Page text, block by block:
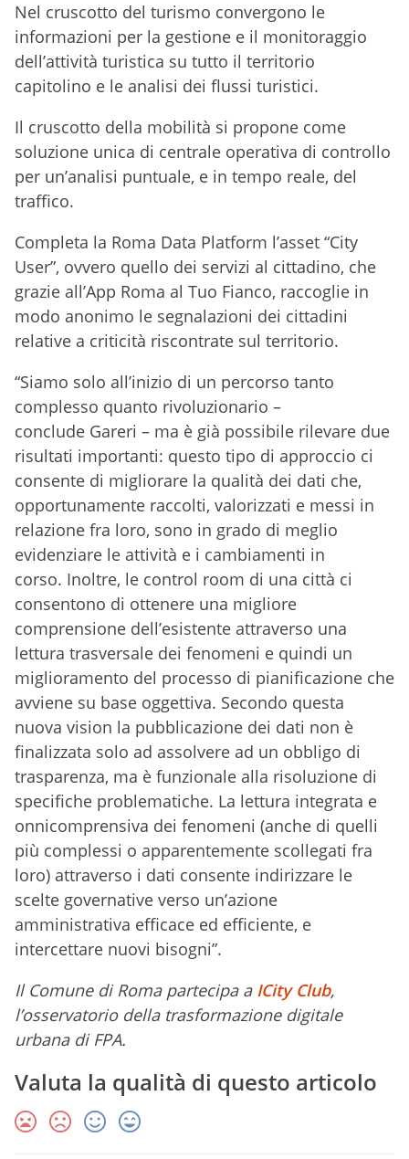
Nel cruscotto del turismo convergono le
informazioni per la gestione e il monitoraggio
dell’attività turistica su tutto il territorio
capitolino e le analisi dei flussi turistici.
Il cruscotto della mobilità si propone come
soluzione unica di centrale operativa di controllo
per un’analisi puntuale, e in tempo reale, del
traffico.
Completa la Roma Data Platform l’asset “City
User”, ovvero quello dei servizi al cittadino, che
grazie all’App Roma al Tuo Fianco, raccoglie in
modo anonimo le segnalazioni dei cittadini
relative a criticità riscontrate sul territorio.
“Siamo solo all’inizio di un percorso tanto
complesso quanto rivoluzionario –
conclude Gareri – ma è già possibile rilevare due
risultati importanti: questo tipo di approccio ci
consente di migliorare la qualità dei dati che,
opportunamente raccolti, valorizzati e messi in
relazione fra loro, sono in grado di meglio
evidenziare le attività e i cambiamenti in
corso. Inoltre, le control room di una città ci
consentono di ottenere una migliore
comprensione dell’esistente attraverso una
lettura trasversale dei fenomeni e quindi un
miglioramento del processo di pianificazione che
avviene su base oggettiva. Secondo questa
nuova vision la pubblicazione dei dati non è
finalizzata solo ad assolvere ad un obbligo di
trasparenza, ma è funzionale alla risoluzione di
specifiche problematiche. La lettura integrata e
onnicomprensiva dei fenomeni (anche di quelli
più complessi o apparentemente scollegati fra
loro) attraverso i dati consente indirizzare le
scelte governative verso un’azione
amministrativa efficace ed efficiente, e
intercettare nuovi bisogni”.
Il Comune di Roma partecipa a ICity Club,
l’osservatorio della trasformazione digitale
urbana di FPA.
Valuta la qualità di questo articolo